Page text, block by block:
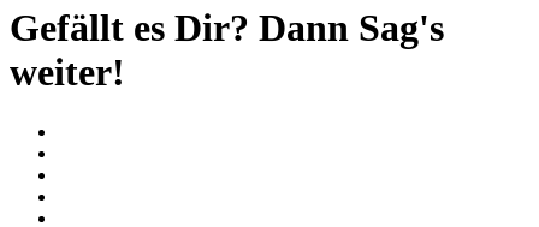
Gefällt es Dir? Dann Sag's
weiter!